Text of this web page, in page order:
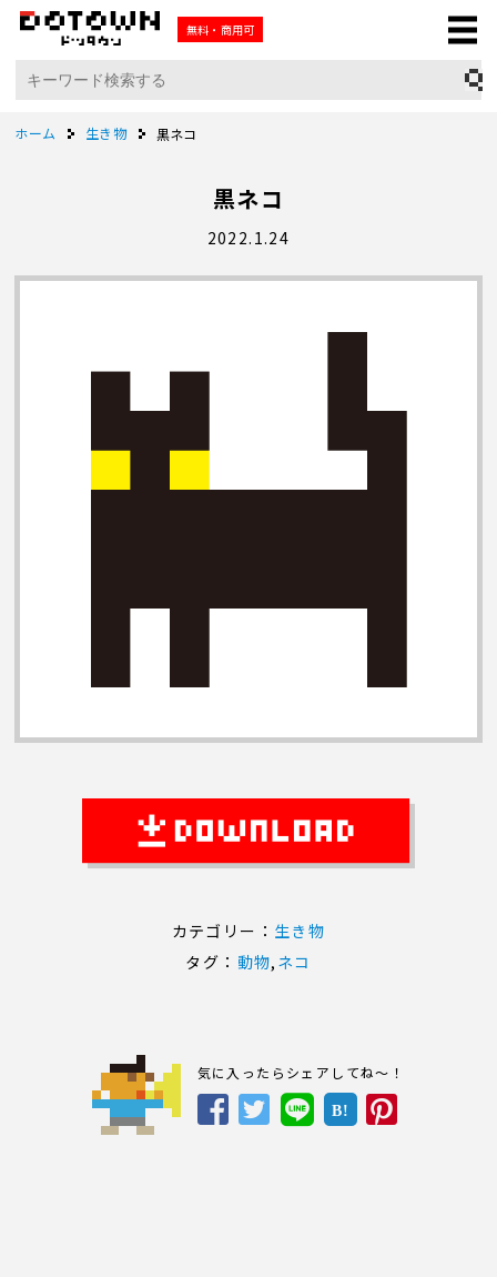
無料・商用可
ホーム 生き物 黒ネコ
黒ネコ
2022.1.24
カテゴリー： 生き物
タグ： 動物, ネコ
気に入ったらシェアしてね～！
B!